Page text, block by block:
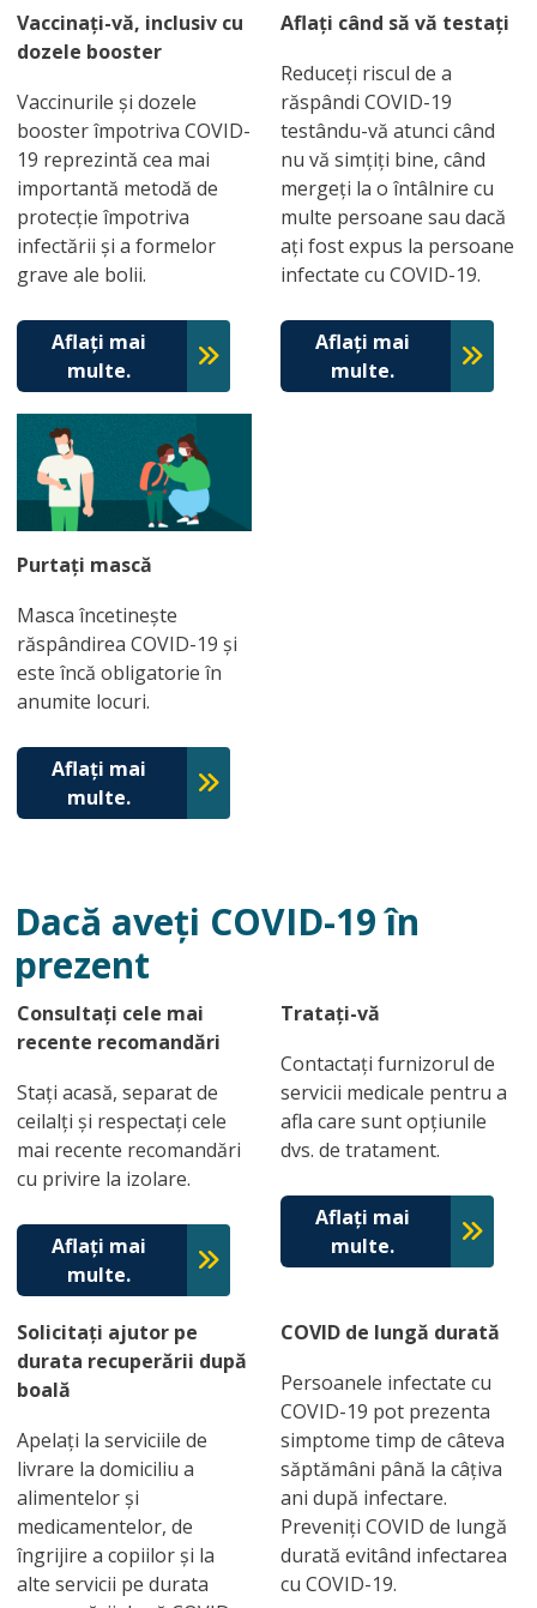
Vaccinați-vă, inclusiv cu
dozele booster
Vaccinurile și dozele
booster împotriva COVID-
19 reprezintă cea mai
importantă metodă de
protecție împotriva
infectării și a formelor
grave ale bolii.
Aflați mai
multe.
Aflați când să vă testați
Reduceți riscul de a
răspândi COVID-19
testându-vă atunci când
nu vă simțiți bine, când
mergeți la o întâlnire cu
multe persoane sau dacă
ați fost expus la persoane
infectate cu COVID-19.
Aflați mai
multe.
Purtați mască
Masca încetinește
răspândirea COVID-19 și
este încă obligatorie în
anumite locuri.
Aflați mai
multe.
Dacă aveți COVID-19 în
prezent
Consultați cele mai
recente recomandări
Stați acasă, separat de
ceilalți și respectați cele
mai recente recomandări
cu privire la izolare.
Aflați mai
multe.
Tratați-vă
Contactați furnizorul de
servicii medicale pentru a
afla care sunt opțiunile
dvs. de tratament.
Aflați mai
multe.
Solicitați ajutor pe
durata recuperării după
boală
Apelați la serviciile de
livrare la domiciliu a
alimentelor și
medicamentelor, de
îngrijire a copiilor și la
alte servicii pe durata
COVID de lungă durată
Persoanele infectate cu
COVID-19 pot prezenta
simptome timp de câteva
săptămâni până la câțiva
ani după infectare.
Preveniți COVID de lungă
durată evitând infectarea
cu COVID-19.